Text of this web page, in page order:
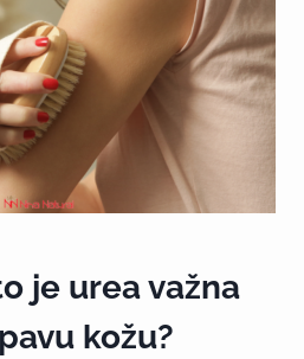
je urea važna
kožu?